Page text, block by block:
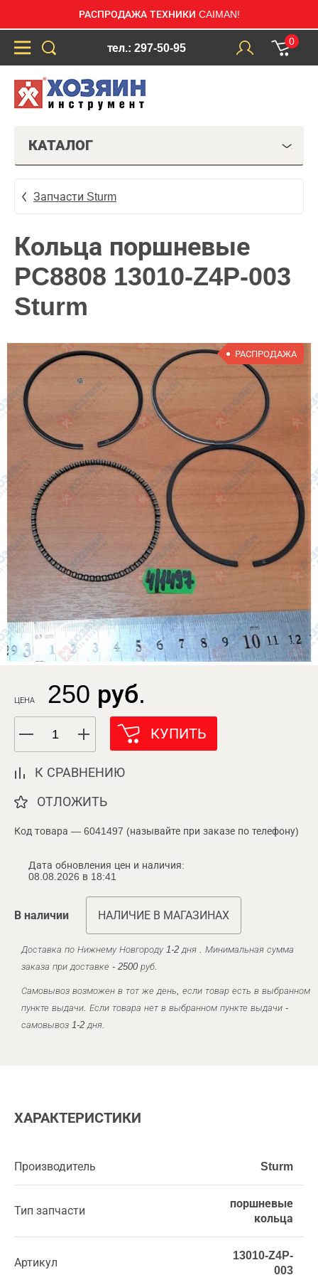
РАСПРОДАЖА ТЕХНИКИ CAIMAN!
тел.: 297-50-95
0
КАТАЛОГ
Запчасти Sturm
Кольца поршневые
PC8808 13010-Z4P-003
Sturm
РАСПРОДАЖА
ЦЕНА 250 руб.
КУПИТЬ
К СРАВНЕНИЮ
ОТЛОЖИТЬ
Код товара — 6041497 (называйте при заказе по телефону)
Дата обновления цен и наличия:
08.08.2026 в 18:41
В наличии НАЛИЧИЕ В МАГАЗИНАХ
Доставка по Нижнему Новгороду 1-2 дня . Минимальная сумма
заказа при доставке - 2500 руб.
Самовывоз возможен в тот же день, если товар есть в выбранном
пункте выдачи. Если товара нет в выбранном пункте выдачи -
самовывоз 1-2 дня.
ХАРАКТЕРИСТИКИ
Производитель Sturm
Тип запчасти
поршневые
кольца
Артикул
13010-Z4P-
003